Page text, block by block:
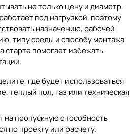
не только цену и диаметр.
под нагрузкой, поэтому
назначению, рабочей
типу среды и способу монтажа.
старте помогает избежать
где будет использоваться
теплый пол, газ или техническая
на пропускную способность
по проекту или расчету.